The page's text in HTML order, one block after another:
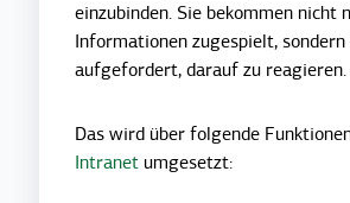
einzubinden. Sie bekommen nicht
Informationen zugespielt, sondern
aufgefordert, darauf zu reagieren.
Das wird über folgende
Intranet umgesetzt: